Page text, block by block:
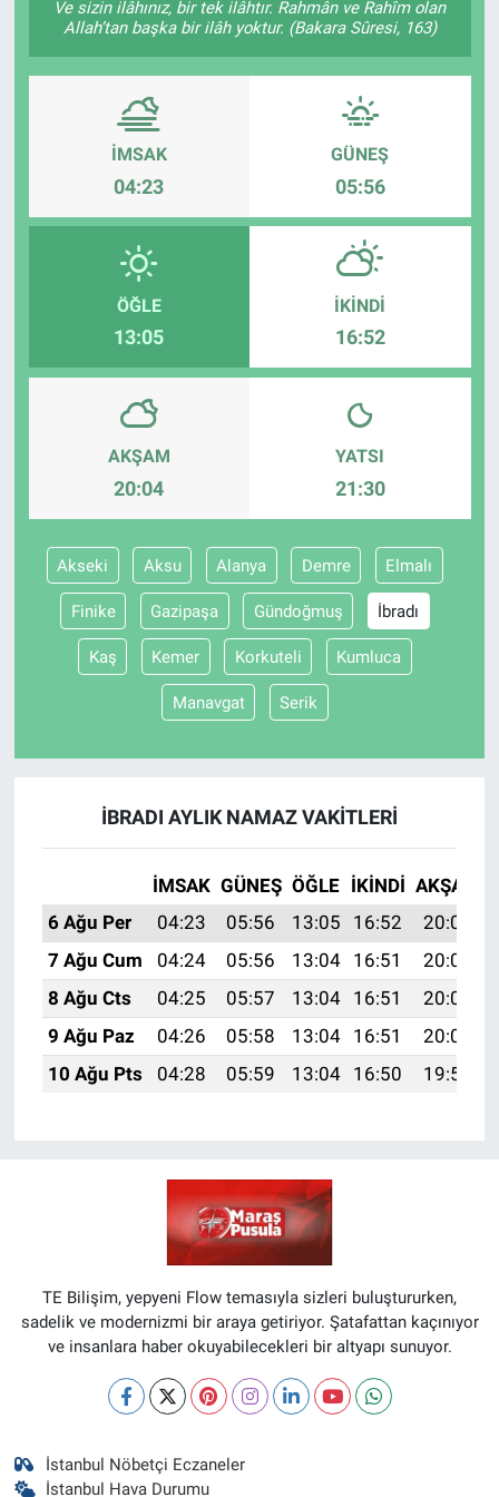
Ve sizin ilâhınız, bir tek ilâhtır. Rahmân ve Rahîm olan
Allah’tan başka bir ilâh yoktur. (Bakara Sûresi, 163)
İMSAK
04:23
GÜNEŞ
05:56
ÖĞLE
13:05
İKINDI
16:52
AKŞAM
20:04
YATSI
21:30
Akseki Aksu Alanya Demre Elmalı
Finike Gazipaşa Gündoğmuş İbradı
Kaş Kemer Korkuteli Kumluca
Manavgat Serik
İBRADI AYLIK NAMAZ VAKITLERI
İMSAK GÜNEŞ ÖĞLE İKINDI AKŞAM
6 Ağu Per
04:23 05:56 13:05 16:52 20:04
7 Ağu Cum
04:24 05:56 13:04 16:51 20:03
8 Ağu Cts
04:25 05:57 13:04 16:51 20:02
9 Ağu Paz
04:26 05:58 13:04 16:51 20:00
10 Ağu Pts
04:28 05:59 13:04 16:50 19:59
TE Bilişim, yepyeni Flow temasıyla sizleri buluştururken,
sadelik ve modernizmi bir araya getiriyor. Şatafattan kaçınıyor
ve insanlara haber okuyabilecekleri bir altyapı sunuyor.
İstanbul Nöbetçi Eczaneler
İstanbul Hava Durumu
TEKNOLOJİ
İlçeler
Bilim, Teknoloji
ASAYİŞ
ÇEVRE
EĞİTİM
BİLİM VE TEKNOLOJİ
Güvenlik
Bölge